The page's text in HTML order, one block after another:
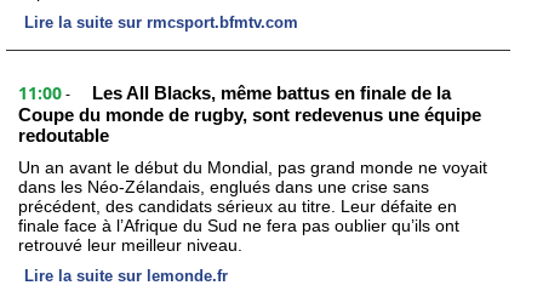
Lire la suite sur rmcsport.bfmtv.com
11:00 -
Les All Blacks, même battus en finale de la
Coupe du monde de rugby, sont redevenus une équipe
redoutable
Un an avant le début du Mondial, pas grand monde ne voyait
dans les Néo-Zélandais, englués dans une crise sans
précédent, des candidats sérieux au titre. Leur défaite en
finale face à l’Afrique du Sud ne fera pas oublier qu’ils ont
retrouvé leur meilleur niveau.
Lire la suite sur lemonde.fr